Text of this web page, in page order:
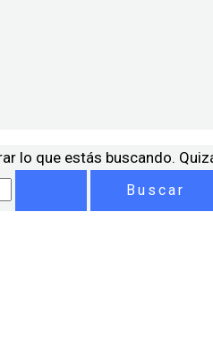
lo que estás buscando.